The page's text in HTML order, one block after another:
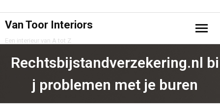
Van Toor Interiors
Een interieur van A tot Z
Home
Projecten
Samenwerking
Rechtsbijstandverzekering.nl bi
j problemen met je buren